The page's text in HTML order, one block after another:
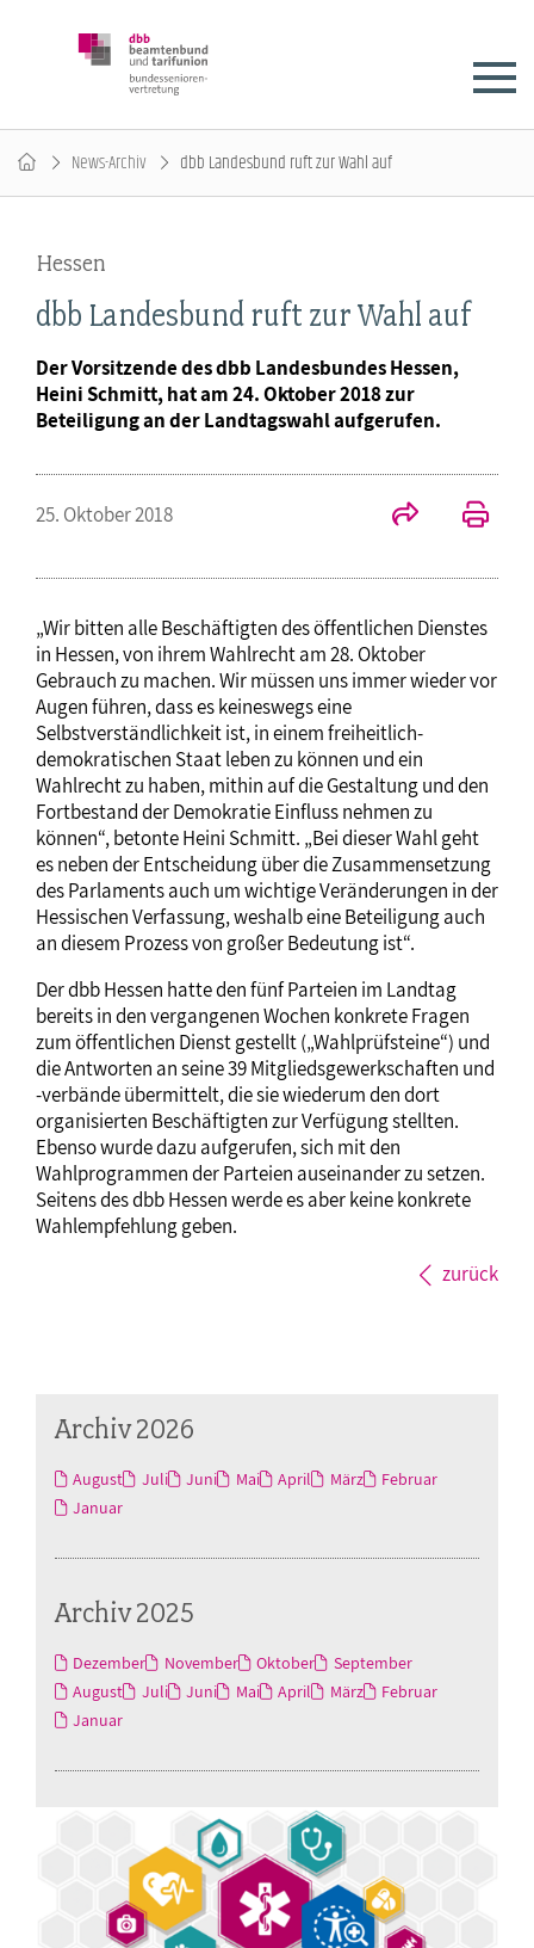
News-Archiv dbb Landesbund ruft zur Wahl auf
Hessen
dbb Landesbund ruft zur Wahl auf
Der Vorsitzende des dbb Landesbundes Hessen,
Heini Schmitt, hat am 24. Oktober 2018 zur
Beteiligung an der Landtagswahl aufgerufen.
25. Oktober 2018
„Wir bitten alle Beschäftigten des öffentlichen Dienstes
in Hessen, von ihrem Wahlrecht am 28. Oktober
Gebrauch zu machen. Wir müssen uns immer wieder vor
Augen führen, dass es keineswegs eine
Selbstverständlichkeit ist, in einem freiheitlich-
demokratischen Staat leben zu können und ein
Wahlrecht zu haben, mithin auf die Gestaltung und den
Fortbestand der Demokratie Einfluss nehmen zu
können“, betonte Heini Schmitt. „Bei dieser Wahl geht
es neben der Entscheidung über die Zusammensetzung
des Parlaments auch um wichtige Veränderungen in der
Hessischen Verfassung, weshalb eine Beteiligung auch
an diesem Prozess von großer Bedeutung ist“.
Der dbb Hessen hatte den fünf Parteien im Landtag
bereits in den vergangenen Wochen konkrete Fragen
zum öffentlichen Dienst gestellt („Wahlprüfsteine“) und
die Antworten an seine 39 Mitgliedsgewerkschaften und
-verbände übermittelt, die sie wiederum den dort
organisierten Beschäftigten zur Verfügung stellten.
Ebenso wurde dazu aufgerufen, sich mit den
Wahlprogrammen der Parteien auseinander zu setzen.
Seitens des dbb Hessen werde es aber keine konkrete
Wahlempfehlung geben.
zurück
Archiv 2026
August Juli Juni Mai April März
Februar
Januar
Archiv 2025
Dezember November Oktober
September
August
Juli Juni Mai April März
Februar
Januar